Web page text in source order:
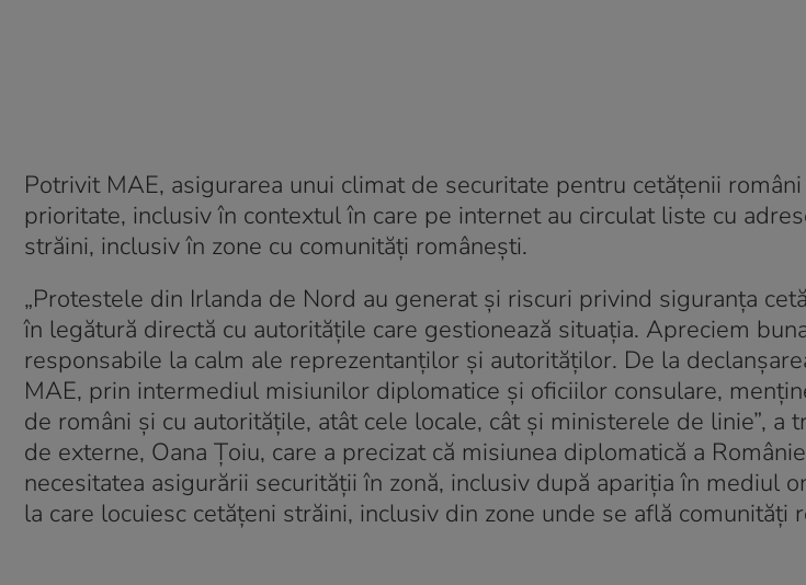
Potrivit MAE, asigurarea unui climat de securitate pentru cetățenii
prioritate, inclusiv în contextul în care pe internet au circulat liste cu
străini, inclusiv în zone cu comunități românești.
„Protestele din Irlanda de Nord au generat și riscuri privind siguranța
în legătură directă cu autoritățile care gestionează situația. Apreciem
responsabile la calm ale reprezentanților și autorităților. De la
MAE, prin intermediul misiunilor diplomatice și oficiilor consulare,
de români și cu autoritățile, atât cele locale, cât și ministerele de linie”, a
de externe, Oana Țoiu, care a precizat că misiunea diplomatică a
necesitatea asigurării securității în zonă, inclusiv după apariția în mediul
la care locuiesc cetățeni străini, inclusiv din zone unde se află comunități